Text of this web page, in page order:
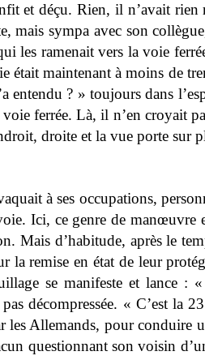
et déçu. Rien, il n’avait
sympa avec son
les ramenait vers la voie
était maintenant à moins de
entendu ? » toujours dans
ferrée. Là, il n’en croyait
droite et la vue porte
à ses occupations,
Ici, ce genre de manœuvre
Mais d’habitude, après le
la remise en état de leur
se manifeste et lance
décompressée. « C’est
les Allemands, pour
questionnant son voisin